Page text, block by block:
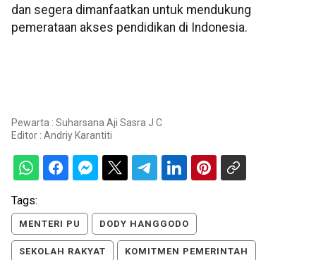
dan segera dimanfaatkan untuk mendukung
pemerataan akses pendidikan di Indonesia.
Pewarta : Suharsana Aji Sasra J C
Editor : Andriy Karantiti
Tags:
MENTERI PU DODY HANGGODO
SEKOLAH RAKYAT KOMITMEN PEMERINTAH